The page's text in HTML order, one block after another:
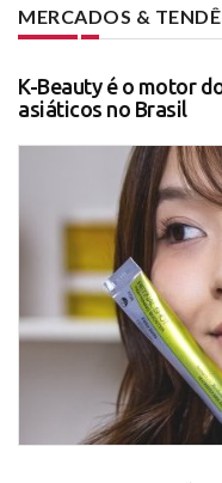
MERCADOS &
K-Beauty é o motor
asiáticos no Brasil